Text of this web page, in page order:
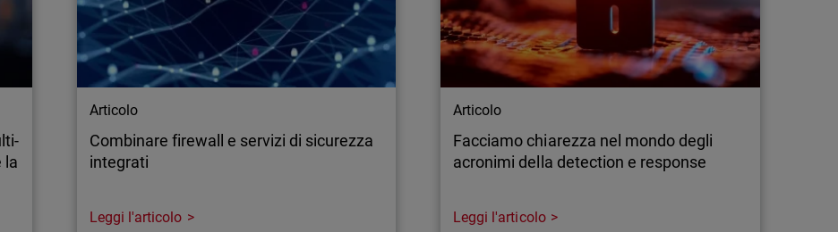
la
Articolo
Combinare firewall e servizi di sicurezza
integrati
Leggi l'articolo
Articolo
Facciamo chiarezza nel mondo degli
acronimi della detection e response
Leggi l'articolo